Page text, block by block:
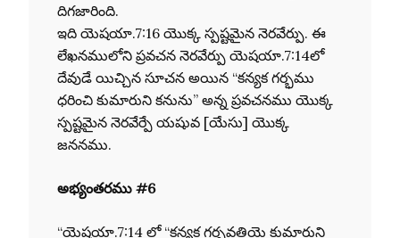
దిగజారింది.
ఇది యెషయా.7:16 యొక్క స్పష్టమైన నెరవేర్పు. ఈ
లేఖనములోని ప్రవచన నెరవేర్పు యెషయా.7:14లో
దేవుడే యిచ్చిన సూచన అయిన “కన్యక గర్భము
ధరించి కుమారుని కనును” అన్న ప్రవచనము యొక్క
స్పష్టమైన నెరవేర్పే యషువ [యేసు] యొక్క
జననము.
అభ్యంతరము #6
“యెషయా.7:14 లో “కన్యక గర్భవతియై కుమారుని